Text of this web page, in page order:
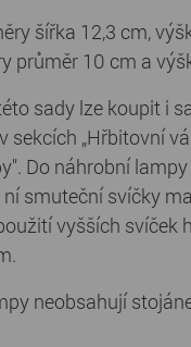
šířka 12,3 cm,
průměr 10 cm a
sady lze koupit i
sekcích „Hřbitovní
Do náhrobní
smuteční svíčky
vyšších svíček
neobsahují